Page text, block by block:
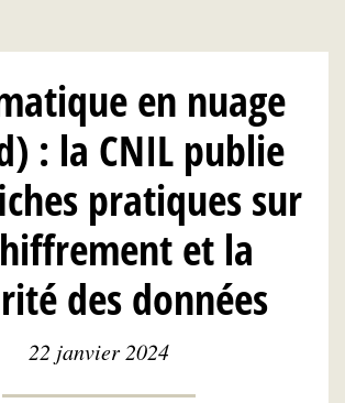
N
en nuage
: la CNIL publie
pratiques sur
et la
des données
22 janvier 2024